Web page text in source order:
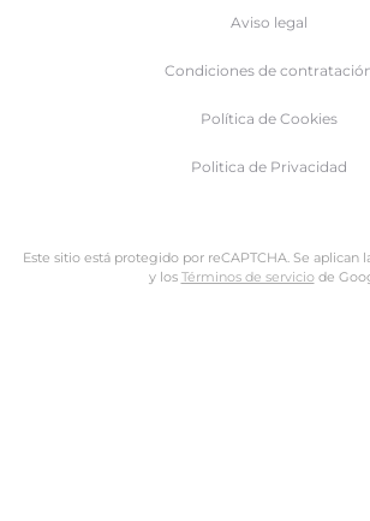
Aviso legal
Condiciones de
Política de Cookies
Politica de Privacidad
Este sitio está protegido por reCAPTCHA. Se aplican
y los Términos de serviciode